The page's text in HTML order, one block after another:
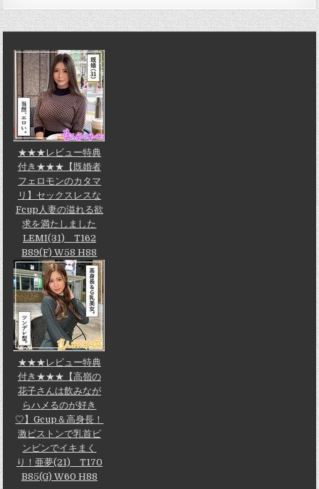
★★★レビュー特典
付き★★★【既婚者
フェロモンのカタマ
リ】セックスレスな
Fcup人妻の溢れる欲
求を満たしました
LEMI(31) T162
B89(F) W58 H88
★★★レビュー特典
付き★★★【高嶺の
花子さんは飲みなが
らハメるのが好き
♡】Gcup＆高身長！
激ピストンで乳首ビ
ンビンでイキまく
り！亜夢(21) T170
B85(G) W60 H88